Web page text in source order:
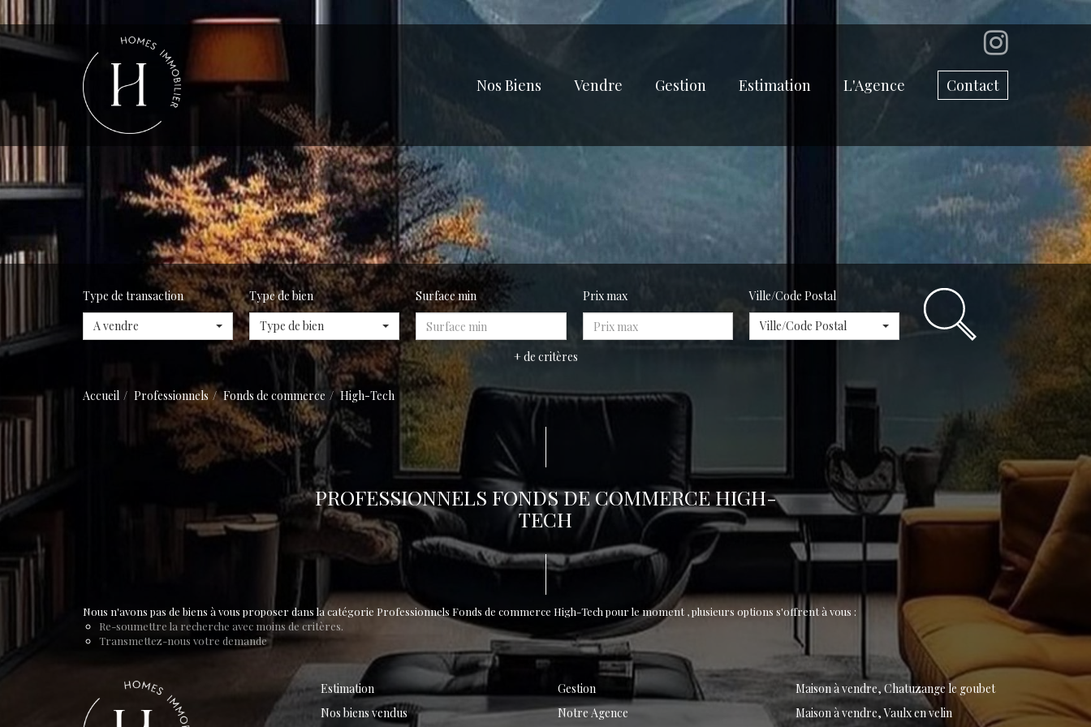
Nos Biens Vendre Gestion Estimation L'Agence Contact
Type de transaction
A vendre
Type de bien
Type de bien
Surface min Prix max
Ville/Code Postal
Ville/Code Postal
+ de critères
Accueil Professionnels Fonds de commerce High-Tech
PROFESSIONNELS FONDS DE COMMERCE HIGH-
TECH
Nous n'avons pas de biens à vous proposer dans la catégorie Professionnels Fonds de commerce High-Tech pour le moment , plusieurs options s'offrent à vous :
Re-soumettre la recherche avec moins de critères.
Transmettez-nous votre demande
Estimation
Nos biens vendus
Gestion
Notre Agence
Maison à vendre, Chatuzange le goubet
Maison à vendre, Vaulx en velin